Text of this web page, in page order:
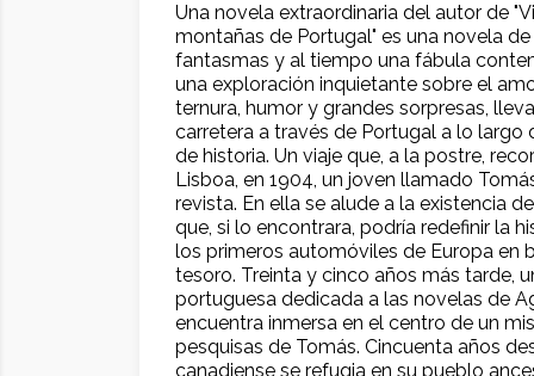
Una novela extraordinaria del autor de
montañas de Portugal" es una novela
fantasmas y al tiempo una fábula
una exploración inquietante sobre el
ternura, humor y grandes sorpresas,
carretera a través de Portugal a lo
de historia. Un viaje que, a la postre,
Lisboa, en 1904, un joven llamado
revista. En ella se alude a la existencia
que, si lo encontrara, podría redefinir la
los primeros automóviles de Europa en
tesoro. Treinta y cinco años más tarde,
portuguesa dedicada a las novelas de
encuentra inmersa en el centro de un
pesquisas de Tomás. Cincuenta años
canadiense se refugia en su pueblo